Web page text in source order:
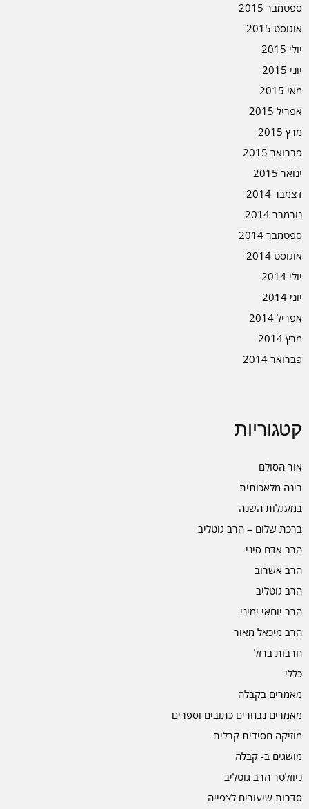
ספטמבר 2015
אוגוסט 2015
יולי 2015
יוני 2015
מאי 2015
אפריל 2015
מרץ 2015
פברואר 2015
ינואר 2015
דצמבר 2014
נובמבר 2014
ספטמבר 2014
אוגוסט 2014
יולי 2014
יוני 2014
אפריל 2014
מרץ 2014
פברואר 2014
קטגוריות
אור הסולם
בינה מלאכותית
במעגלות השנה
ברכת שלום – הרב גוטליב
הרב אדם סיני
הרב אשרוב
הרב גוטליב
הרב יוחאי ימיני
הרב מיכאל מאור
חרבות ברזל
כללי
מאמרים בקבלה
מאמרים נבחרים כתובים וספרים
מוזיקה חסידית קבלית
מושגים ב- קבלה
ניוזלטר הרב גוטליב
סדרות שיעורים לצפייה